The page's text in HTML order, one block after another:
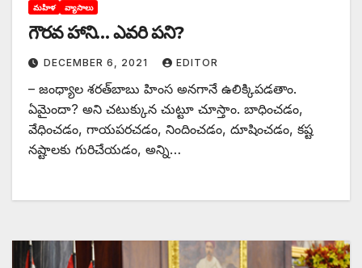
మహిళ వ్యాసాలు
గౌరవ హాని… ఎవరి పని?
DECEMBER 6, 2021 EDITOR
– జంధ్యాల శరత్‌బాబు హింస అనగానే ఉలిక్కిపడతాం.
ఏమైందా? అని చటుక్కున చుట్టూ చూస్తాం. బాధించడం,
వేధించడం, గాయపరచడం, నిందించడం, దూషించడం, కష్ట
నష్టాలకు గురిచేయడం, అన్ని…